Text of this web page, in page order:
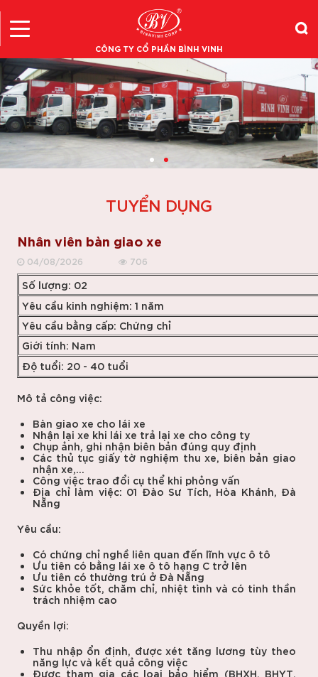
CÔNG TY CỔ PHẦN BÌNH VINH
TUYỂN DỤNG
Nhân viên bàn giao xe
04/08/2026 706
Số lượng: 02
Yêu cầu kinh nghiệm: 1 năm
Yêu cầu bằng cấp: Chứng chỉ
Giới tính: Nam
Độ tuổi: 20 - 40 tuổi
Mô tả công việc:
Bàn giao xe cho lái xe
Nhận lại xe khi lái xe trả lại xe cho công ty
Chụp ảnh, ghi nhận biên bản đúng quy định
Các thủ tục giấy tờ nghiệm thu xe, biên bản giao
nhận xe,...
Công việc trao đổi cụ thể khi phỏng vấn
Địa chỉ làm việc: 01 Đào Sư Tích, Hòa Khánh, Đà
Nẵng
Yêu cầu:
Có chứng chỉ nghề liên quan đến lĩnh vực ô tô
Ưu tiên có bằng lái xe ô tô hạng C trở lên
Ưu tiên có thường trú ở Đà Nẵng
Sức khỏe tốt, chăm chỉ, nhiệt tình và có tinh thần
trách nhiệm cao
Quyền lợi:
Thu nhập ổn định, được xét tăng lương tùy theo
năng lực và kết quả công việc
Được tham gia các loại bảo hiểm (BHXH, BHYT,